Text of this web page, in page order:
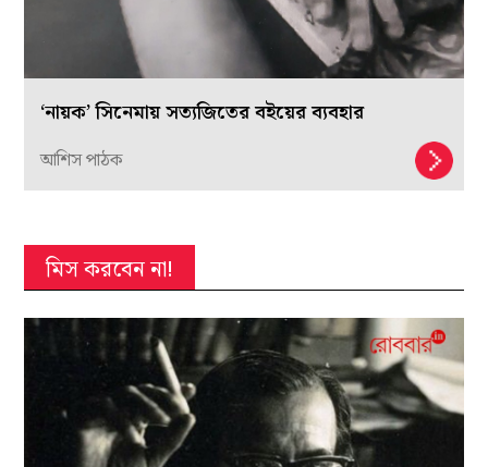
‘নায়ক’ সিনেমায় সত্যজিতের বইয়ের ব্যবহার
আশিস পাঠক
মিস করবেন না!